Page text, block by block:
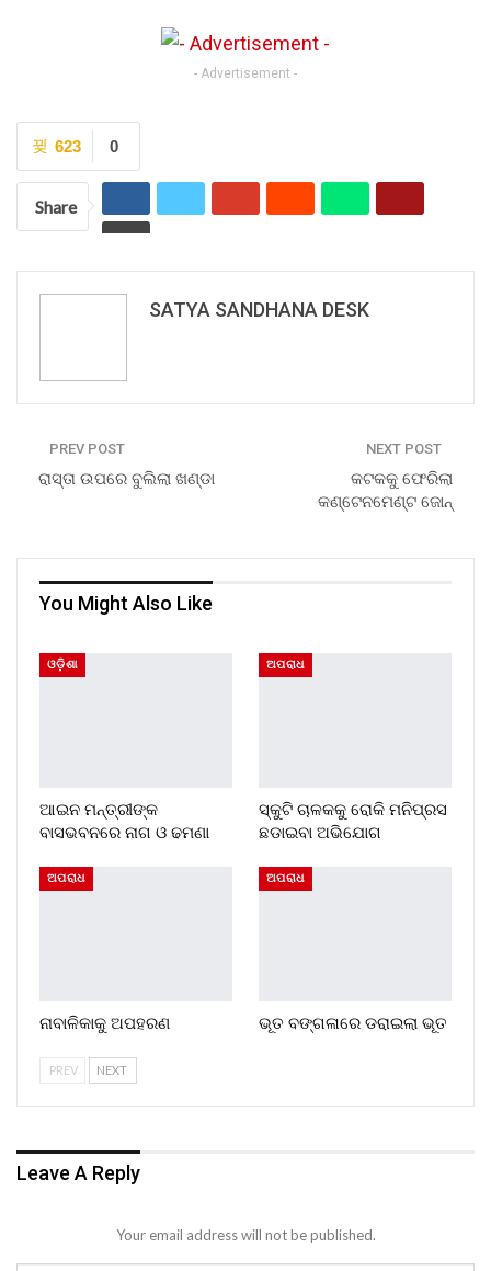
- Advertisement -
0
623
Share
SATYA SANDHANA DESK
PREV POST
ରାସ୍ତା ଉପରେ ବୁଲିଲା ଖଣ୍ଡା
NEXT POST
କଟକକୁ ଫେରିଲା
କଣ୍ଟେନମେଣ୍ଟ ଜୋନ୍
You Might Also Like
ଓଡ଼ିଶା
ଆଇନ ମନ୍ତ୍ରୀଙ୍କ
ବାସଭବନରେ ନାଗ ଓ ଢମଣା
ଅପରାଧ
ସ୍କୁଟି ଚାଳକକୁ ରୋକି ମନିପ୍ରସ
ଛଡାଇବା ଅଭିଯୋଗ
ଅପରାଧ
ନାବାଳିକାକୁ ଅପହରଣ
ଅପରାଧ
ଭୂତ ବଙ୍ଗଳାରେ ଡରାଇଲା ଭୂତ
PREV NEXT
Leave A Reply
Your email address will not be published.